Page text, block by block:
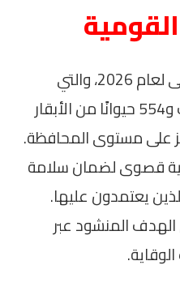
تستمر الحملة القومية الأولى لعام 2026، والتي
تهدف إلى تحصين 266 ألف و554 حيوانًا من الأبقار
على مستوى المحافظة.
قصوى لضمان سلامة
يعتمدون عليها.
المنشود عبر